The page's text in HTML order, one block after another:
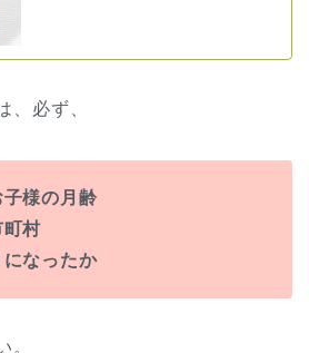
、必ず、
子様の月齢
町村
になったか
。